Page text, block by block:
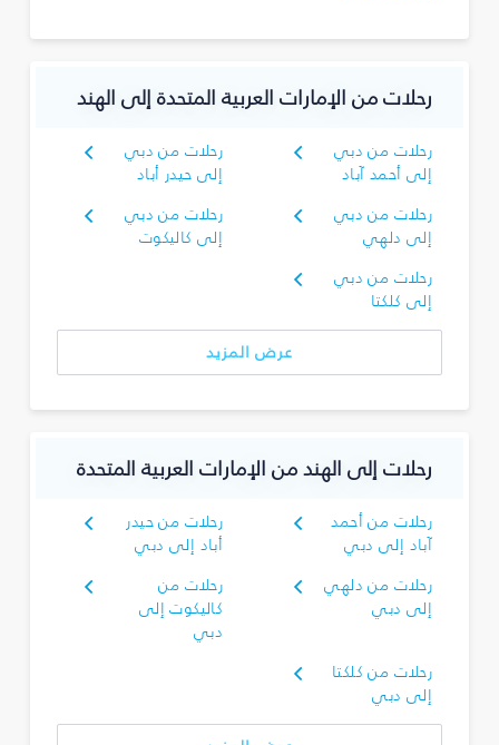
رحلات من الإمارات العربية المتحدة إلى الهند
رحلات من دبي
إلى أحمد آباد
رحلات من دبي
إلى حيدر أباد
رحلات من دبي
إلى دلهي
رحلات من دبي
إلى كاليكوت
رحلات من دبي
إلى كلكتا
عرض المزيد
رحلات إلى الهند من الإمارات العربية المتحدة
رحلات من أحمد
آباد إلى دبي
رحلات من حيدر
أباد إلى دبي
رحلات من دلهي
إلى دبي
رحلات من
كاليكوت إلى
دبي
رحلات من كلكتا
إلى دبي